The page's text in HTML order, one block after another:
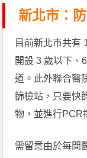
新北市：
目前新北市共有
開設 3 歲以下、
道。此外聯合醫
篩檢站，只要快
物，並進行PCR
需留意由於每間